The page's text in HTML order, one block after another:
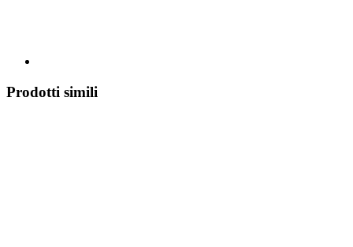
Prodotti simili